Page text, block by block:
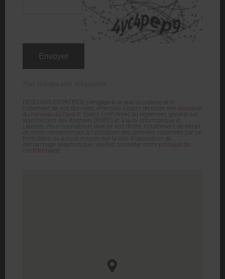
DESCHARLES PATRICE s'engage à ce que la collecte et le
traitement de vos données, effectués à partir de notre site domaine-
du-hameau-du-fayel.fr , soient conformes au règlement général sur
la protection des données (RGPD) et à la loi Informatique et
Libertés. Pour connaître et exercer vos droits, notamment de retrait
de votre consentement à l'utilisation des données collectées par ce
formulaire, ou à vous inscrire sur la liste d'opposition au
démarchage téléphonique, veuillez consulter notre politique de
confidentialité